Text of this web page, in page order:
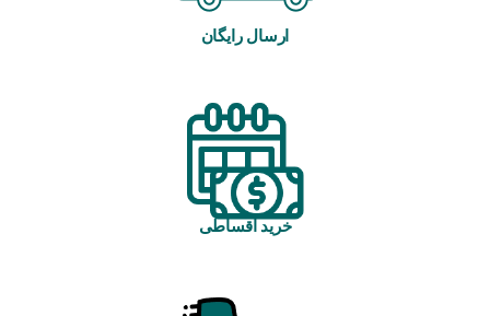
ارسال رایگان
خرید اقساطی